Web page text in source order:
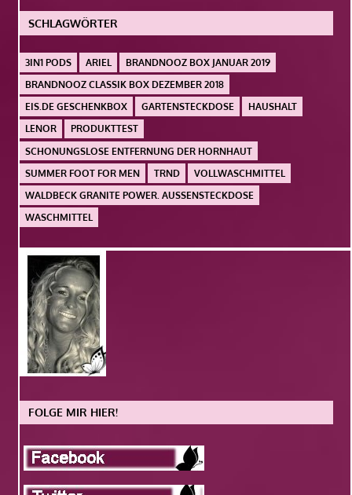
SCHLAGWÖRTER
3IN1 PODS ARIEL
BRANDNOOZ BOX JANUAR 2019
BRANDNOOZ CLASSIK BOX DEZEMBER 2018
EIS.DE GESCHENKBOX
GARTENSTECKDOSE
HAUSHALT
LENOR
PRODUKTTEST
SCHONUNGSLOSE ENTFERNUNG DER HORNHAUT
SUMMER FOOT FOR MEN
TRND
VOLLWASCHMITTEL
WALDBECK GRANITE POWER. AUSSENSTECKDOSE
WASCHMITTEL
FOLGE MIR HIER!